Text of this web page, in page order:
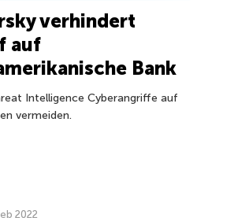
verhindert
auf
Bank
Intelligence Cyberangriffe auf
vermeiden.
2022